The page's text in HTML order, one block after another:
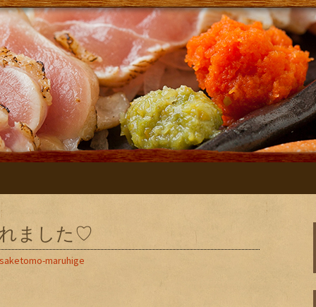
ひげブログ
けともまるひげ」の店主が主に日本
ました♡
saketomo-maruhige